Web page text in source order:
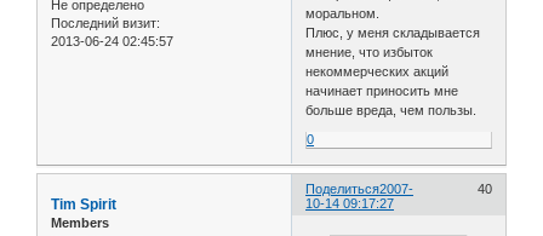
Не определено
Последний визит:
2013-06-24 02:45:57
моральном.
Плюс, у меня складывается
мнение, что избыток
некоммерческих акций
начинает приносить мне
больше вреда, чем пользы.
0
Поделиться 40
2007-
10-14 09:17:27
Tim Spirit
Members